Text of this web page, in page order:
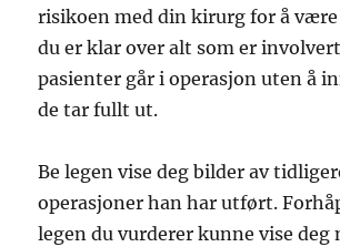
risikoen med din kirurg for å være
du er klar over alt som er
pasienter går i operasjon uten å
de tar fullt ut.
Be legen vise deg bilder av
operasjoner han har utført.
legen du vurderer kunne vise deg